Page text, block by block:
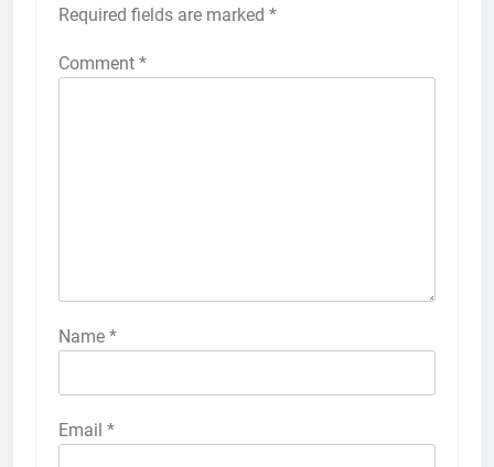
Required fields are marked *
Comment *
Name *
Email *